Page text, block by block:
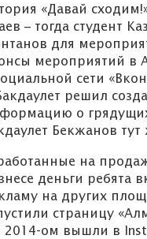
«Давай
– тогда студент
для
мероприятий в
сети
решил
о
Бекжанов
на
деньги ребята
на других
страницу
2014-ом вышли в
8